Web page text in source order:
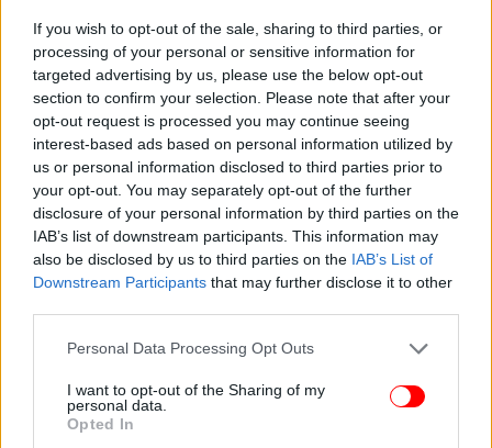
If you wish to opt-out of the sale, sharing to third parties, or
processing of your personal or sensitive information for
targeted advertising by us, please use the below opt-out
section to confirm your selection. Please note that after your
opt-out request is processed you may continue seeing
interest-based ads based on personal information utilized by
us or personal information disclosed to third parties prior to
your opt-out. You may separately opt-out of the further
disclosure of your personal information by third parties on the
IAB’s list of downstream participants. This information may
also be disclosed by us to third parties on the IAB’s List of
Downstream Participants that may further disclose it to other
Please note that this website/app uses one or more Google
not limited to your visit or usage behaviour. You may click to
grant or deny consent to Google and its third-party tags to
use your data for below specified purposes in below Google
Personal Data Processing Opt Outs
I want to opt-out of the Sharing of my
personal data.
Opted In
δεξιότητες. Σε κλάδους ανταγωνιστικούς όπως ο
τουρισμός οι εργοδότες λένε ότι έχουν πρόβλημα
κάλυψης των αναγκών σε εργατικό δυναμικό»
ανέφερε, σημειώνοντας πως πρόκειται για μια
αντίφαση που πρέπει να απαντήσουμε.